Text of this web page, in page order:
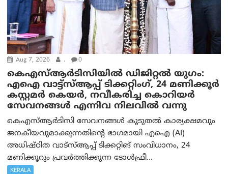
Aug 7, 2026 . 0
കെഎസ്ആർടിസിയിൽ ഡിജിറ്റൽ യുഗം:
എഐ വാട്ട്‌സ്ആപ്പ് ടിക്കറ്റിംഗ്, 24 മണിക്കൂർ
കസ്റ്റമർ കെയർ, നവീകരിച്ച കൊറിയർ
സേവനങ്ങൾ എന്നിവ നിലവിൽ വന്നു
കെഎസ്ആർടിസി സേവനങ്ങൾ കൂടുതൽ കാര്യക്ഷമവും
ജനകീയവുമാക്കുന്നതിന്റെ ഭാഗമായി എഐ (AI)
അധിഷ്ഠിത വാട്‌സ്ആപ്പ് ടിക്കറ്റിങ് സംവിധാനം, 24
മണിക്കൂറും പ്രവർത്തിക്കുന്ന ടോൾഫ്രീ...
KERALA